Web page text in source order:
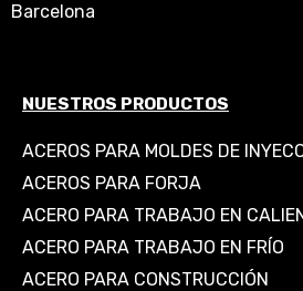
Barcelona
NUESTROS PRODUCTOS
ACEROS PARA MOLDES DE
ACEROS PARA FORJA
ACERO PARA TRABAJO EN
ACERO PARA TRABAJO EN FRÍO
ACERO PARA CONSTRUCCIÓN